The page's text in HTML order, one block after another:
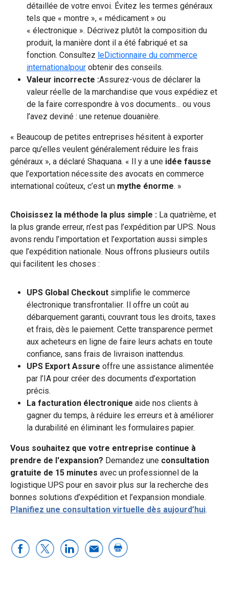
détaillée de votre envoi. Évitez les termes généraux
tels que « montre », « médicament » ou
« électronique ». Décrivez plutôt la composition du
produit, la manière dont il a été fabriqué et sa
fonction. Consultez leDictionnaire du commerce
internationalpour obtenir des conseils.
Valeur incorrecte :Assurez-vous de déclarer la
valeur réelle de la marchandise que vous expédiez et
de la faire correspondre à vos documents... ou vous
l’avez deviné : une retenue douanière.
« Beaucoup de petites entreprises hésitent à exporter
parce qu’elles veulent généralement réduire les frais
généraux », a déclaré Shaquana. « Il y a une idée fausse
que l’exportation nécessite des avocats en commerce
international coûteux, c’est un mythe énorme. »
Choisissez la méthode la plus simple : La quatrième, et
la plus grande erreur, n’est pas l’expédition par UPS. Nous
avons rendu l’importation et l’exportation aussi simples
que l’expédition nationale. Nous offrons plusieurs outils
qui facilitent les choses :
UPS Global Checkout simplifie le commerce
électronique transfrontalier. Il offre un coût au
débarquement garanti, couvrant tous les droits, taxes
et frais, dès le paiement. Cette transparence permet
aux acheteurs en ligne de faire leurs achats en toute
confiance, sans frais de livraison inattendus.
UPS Export Assure offre une assistance alimentée
par l’IA pour créer des documents d’exportation
précis.
La facturation électronique aide nos clients à
gagner du temps, à réduire les erreurs et à améliorer
la durabilité en éliminant les formulaires papier.
Vous souhaitez que votre entreprise continue à
prendre de l'expansion? Demandez une consultation
gratuite de 15 minutes avec un professionnel de la
logistique UPS pour en savoir plus sur la recherche des
bonnes solutions d’expédition et l’expansion mondiale.
Planifiez une consultation virtuelle dès aujourd’hui.